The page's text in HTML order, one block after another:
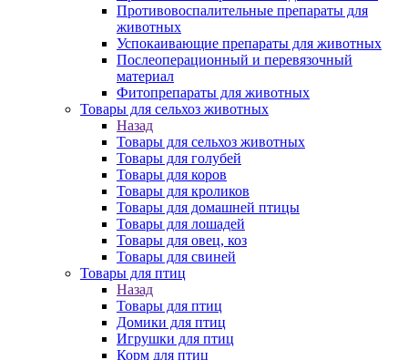
Противовоспалительные препараты для
животных
Успокаивающие препараты для животных
Послеоперационный и перевязочный
материал
Фитопрепараты для животных
Товары для сельхоз животных
Назад
Товары для сельхоз животных
Товары для голубей
Товары для коров
Товары для кроликов
Товары для домашней птицы
Товары для лошадей
Товары для овец, коз
Товары для свиней
Товары для птиц
Назад
Товары для птиц
Домики для птиц
Игрушки для птиц
Корм для птиц